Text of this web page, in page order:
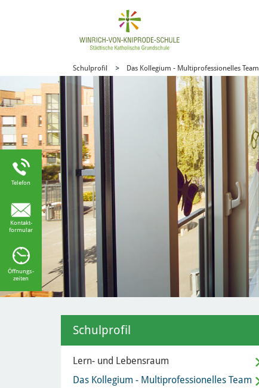
Schulprofil Das Kollegium - Multiprofessionelles Team
Schulprofil
Lern- und Lebensraum
Das Kollegium - Multiprofessionelles Team
Telefon
Kontakt-
formular
Öffnungs-
zeiten